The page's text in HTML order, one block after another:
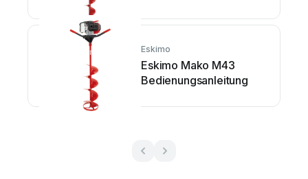
Eskimo
Eskimo Mako M43
Bedienungsanleitung